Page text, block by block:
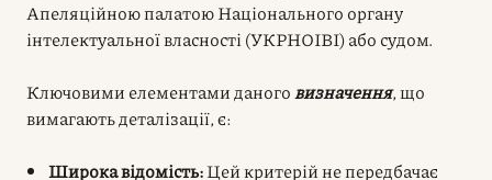
Апеляційною палатою Національного органу
інтелектуальної власності (УКРНОІВІ) або судом.
Ключовими елементами даного визначення, що
вимагають деталізації, є:
Широка відомість:Цей критерій не передбачає